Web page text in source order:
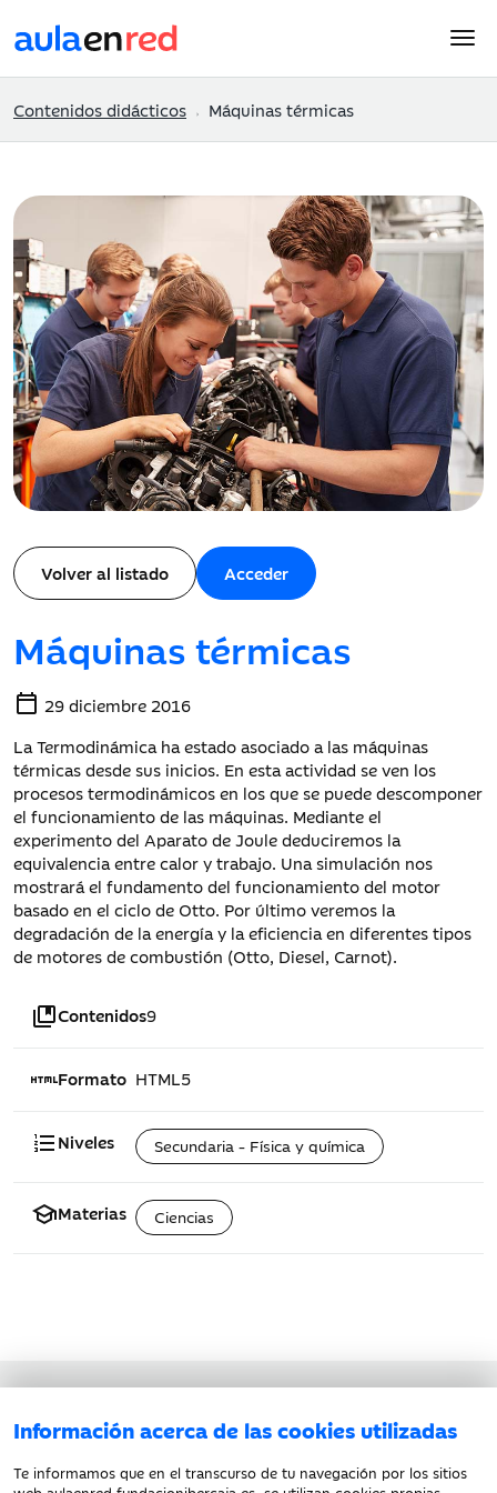
Información acerca de las cookies utilizadas
Te informamos que en el transcurso de tu navegación por los sitios
Contenidos didácticos Máquinas térmicas
Volver al listado Acceder
Máquinas térmicas
calendar_today 29 diciembre 2016
La Termodinámica ha estado asociado a las máquinas
térmicas desde sus inicios. En esta actividad se ven los
procesos termodinámicos en los que se puede descomponer
el funcionamiento de las máquinas. Mediante el
experimento del Aparato de Joule deduciremos la
equivalencia entre calor y trabajo. Una simulación nos
mostrará el fundamento del funcionamiento del motor
basado en el ciclo de Otto. Por último veremos la
degradación de la energía y la eficiencia en diferentes tipos
de motores de combustión (Otto, Diesel, Carnot).
collections_bookmarkContenidos9
htmlFormato HTML5
format_list_numberedNiveles Secundaria - Física y química
schoolMaterias Ciencias
Política de privacidad
Política de cookies